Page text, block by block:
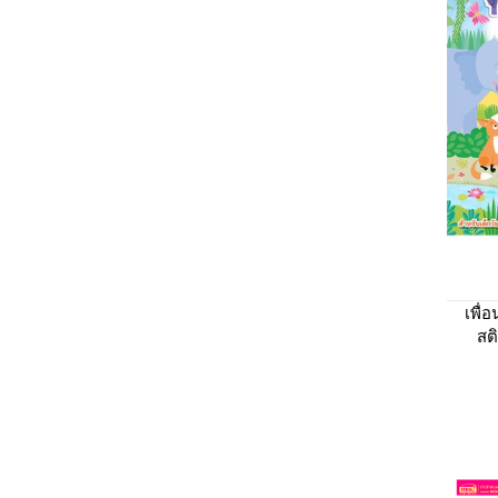
เพื่
ส